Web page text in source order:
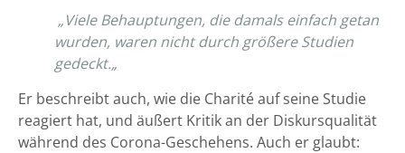
„Viele Behauptungen, die damals einfach getan
wurden, waren nicht durch größere Studien
gedeckt.„
Er beschreibt auch, wie die Charité auf seine Studie
reagiert hat, und äußert Kritik an der Diskursqualität
während des Corona-Geschehens. Auch er glaubt: